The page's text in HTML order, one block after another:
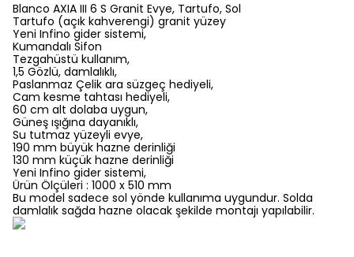
Blanco AXIA III 6 S Granit Evye, Tartufo, Sol
Tartufo (açık kahverengi) granit yüzey
Yeni Infino gider sistemi,
Kumandalı Sifon
Tezgahüstü kullanım,
1,5 Gözlü, damlalıklı,
Paslanmaz Çelik ara süzgeç hediyeli,
Cam kesme tahtası hediyeli,
60 cm alt dolaba uygun,
Güneş ışığına dayanıklı,
Su tutmaz yüzeyli evye,
190 mm büyük hazne derinliği
130 mm küçük hazne derinliği
Yeni Infino gider sistemi,
Ürün Ölçüleri : 1000 x 510 mm
Bu model sadece sol yönde kullanıma uygundur. Solda
damlalık sağda hazne olacak şekilde montajı yapılabilir.